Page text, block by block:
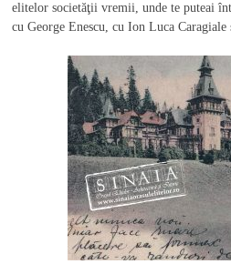
elitelor societăţii vremii, unde te puteai
cu George Enescu, cu Ion Luca